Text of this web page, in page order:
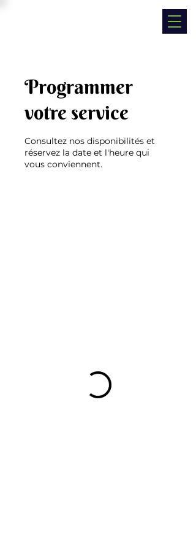
Programmer
votre service
Consultez nos disponibilités et
réservez la date et l'heure qui
vous conviennent.